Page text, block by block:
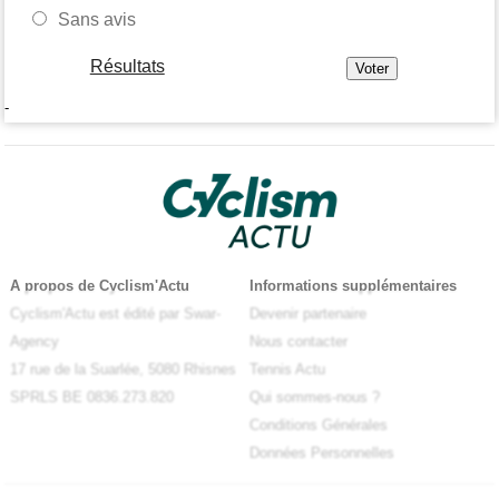
Sans avis
Résultats
-
A propos de Cyclism'Actu
Cyclism'Actu est édité par Swar-
Agency
17 rue de la Suarlée, 5080 Rhisnes
SPRLS BE 0836.273.820
Informations supplémentaires
Devenir partenaire
Nous contacter
Tennis Actu
Qui sommes-nous ?
Conditions Générales
Données Personnelles